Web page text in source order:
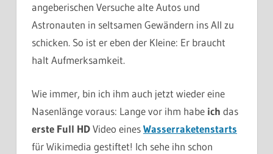
angeberischen Versuche alte Autos und
Astronauten in seltsamen Gewändern ins All zu
schicken. So ist er eben der Kleine: Er braucht
halt Aufmerksamkeit.
Wie immer, bin ich ihm auch jetzt wieder eine
Nasenlänge voraus: Lange vor ihm habe ich das
erste Full HDVideo einesWasserraketenstarts
für Wikimedia gestiftet! Ich sehe ihn schon